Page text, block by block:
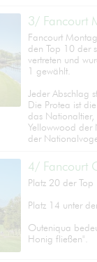
3/ Fancourt
Fancourt
den Top 10 der
vertreten und
1 gewählt.
Jeder Abschlag
Die Protea ist
das
Yellowwood der
der
4/ Fancourt
Platz 20 der
Platz 14 unter
Outeniqua
Honig fließen".